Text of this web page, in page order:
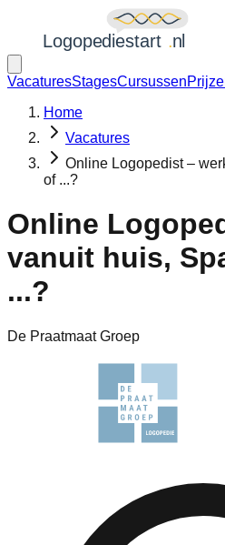
VacaturesStagesCursussen
Home
Vacatures
Online Logopedist –
of ...?
Online
vanuit huis,
...?
De Praatmaat Groep